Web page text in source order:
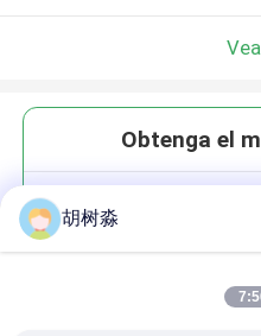
Obtenga el
buena
胡树淼